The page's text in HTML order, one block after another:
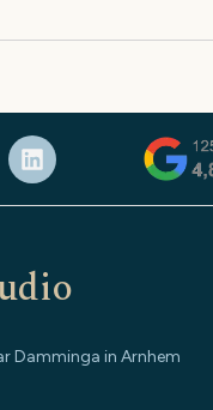
Damminga in Arnhem